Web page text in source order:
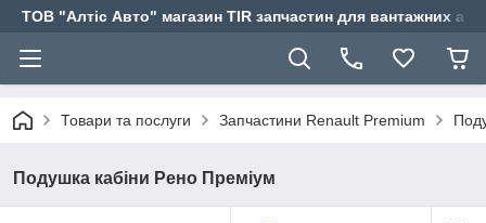
ТОВ "Алтіс Авто" магазин TIR запчастин для вантажних
Товари та послуги Запчастини Renault Premium
Подушка кабіни Рено Преміум